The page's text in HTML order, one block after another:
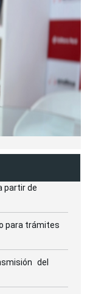
partir de
para trámites
del